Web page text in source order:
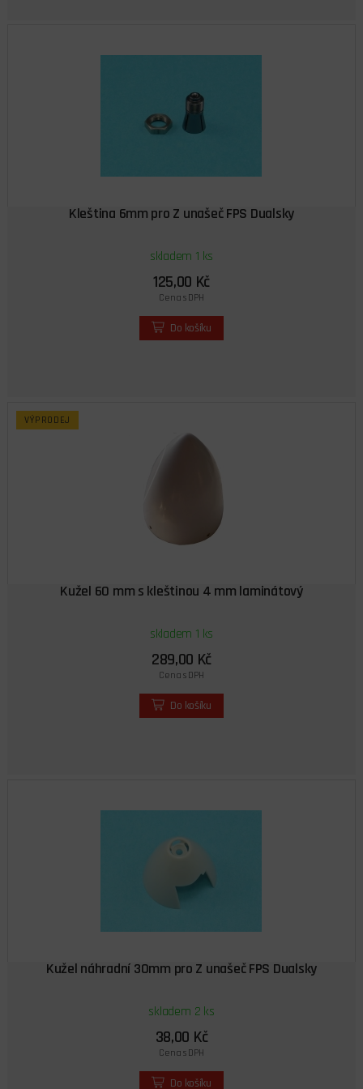
Kleština 6mm pro Z unašeč FPS Dualsky
skladem 1 ks
125,00 Kč
Cena s DPH
Do košíku
VÝPRODEJ
Kužel 60 mm s kleštinou 4 mm laminátový
skladem 1 ks
289,00 Kč
Cena s DPH
Do košíku
Kužel náhradní 30mm pro Z unašeč FPS Dualsky
skladem 2 ks
38,00 Kč
Cena s DPH
Do košíku